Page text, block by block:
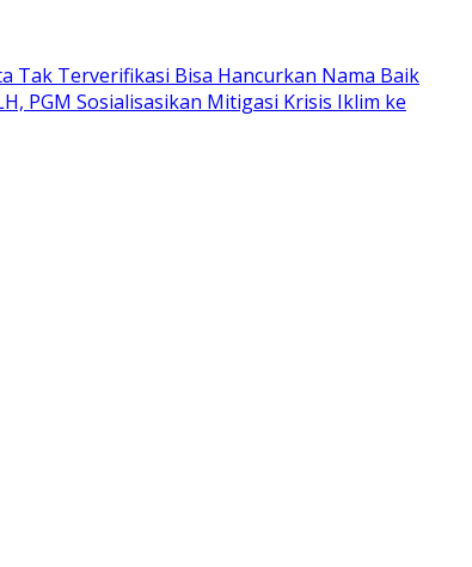
Tak Terverifikasi Bisa Hancurkan Nama Baik
PGM Sosialisasikan Mitigasi Krisis Iklim ke